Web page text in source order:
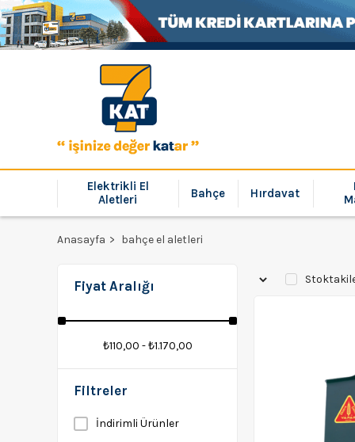
Elektrikli El
Aletleri
Bahçe Hırdavat
Anasayfa bahçe el aletleri
Fiyat Aralığı
₺110,00 - ₺1.170,00
Filtreler
İndirimli Ürünler